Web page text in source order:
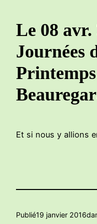
Le 08 avr.
Journées
Et si nous y allions
Publié19 janvier 2016